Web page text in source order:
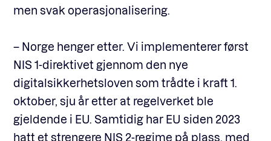
men svak operasjonalisering.
– Norge henger etter. Vi implementerer først
NIS 1-direktivet gjennom den nye
digitalsikkerhetsloven som trådte i kraft 1.
oktober, sju år etter at regelverket ble
gjeldende i EU. Samtidig har EU siden 2023
hatt et strengere NIS 2-regime på plass, med